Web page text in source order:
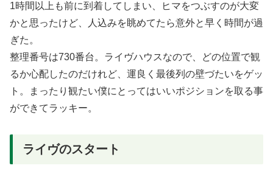
1時間以上も前に到着してしまい、ヒマをつぶすのが大変
かと思ったけど、人込みを眺めてたら意外と早く時間が過
ぎた。
整理番号は730番台。ライヴハウスなので、どの位置で観
るか心配したのだけれど、運良く最後列の壁づたいをゲッ
ト。まったり観たい僕にとってはいいポジションを取る事
ができてラッキー。
ライヴのスタート